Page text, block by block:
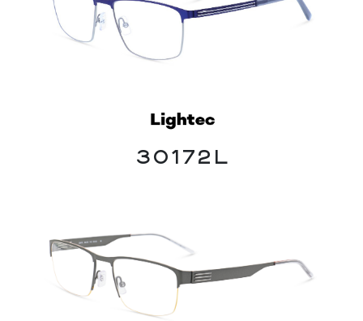
30172L